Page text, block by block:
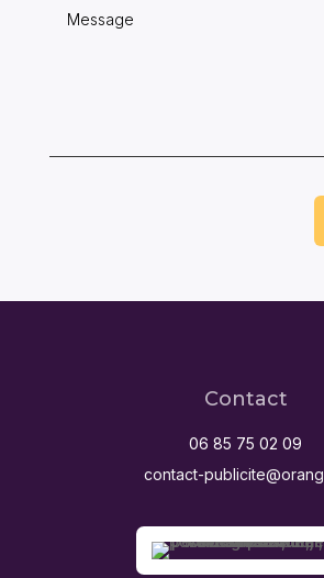
Contact
06 85 75 02 09
contact-